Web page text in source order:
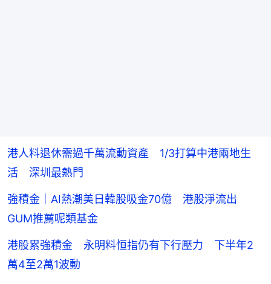
港人料退休需過千萬流動資產 1/3打算中港兩地生
活 深圳最熱門
強積金｜AI熱潮美日韓股吸金70億 港股淨流出
GUM推薦呢類基金
港股累強積金 永明料恒指仍有下行壓力 下半年2
萬4至2萬1波動